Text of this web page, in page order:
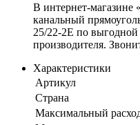
В интернет-магазине
канальный
25/22-2E по выгодной
производителя.
Характеристики
Артикул
Страна
Максимальный